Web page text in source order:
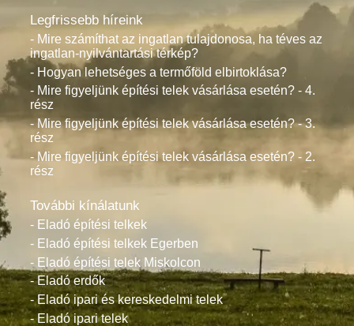
Legfrissebb híreink
- Mire számíthat az ingatlan tulajdonosa, ha téves az
ingatlan-nyilvántartási térkép?
- Hogyan lehetséges a termőföld elbirtoklása?
- Mire figyeljünk építési telek vásárlása esetén? - 4.
rész
- Mire figyeljünk építési telek vásárlása esetén? - 3.
rész
- Mire figyeljünk építési telek vásárlása esetén? - 2.
rész
További kínálatunk
- Eladó építési telkek
- Eladó építési telkek Egerben
- Eladó építési telek Miskolcon
- Eladó erdők
- Eladó ipari és kereskedelmi telek
- Eladó ipari telek